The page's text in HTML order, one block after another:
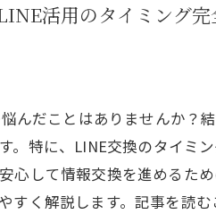
活用のタイミング完
んだことはありませんか
。特に、LINE交換のタイミ
心して情報交換を進めるた
すく解説します。記事を読